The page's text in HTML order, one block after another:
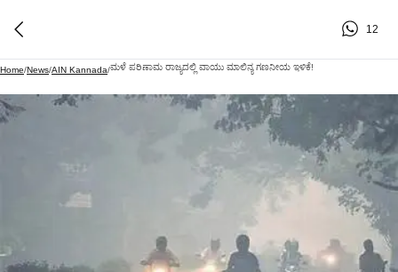
12
Home/News/AIN Kannada/ಮಳೆ ಪರಿಣಾಮ ರಾಜ್ಯದಲ್ಲಿ ವಾಯು ಮಾಲಿನ್ಯ ಗಣನೀಯ ಇಳಿಕೆ!